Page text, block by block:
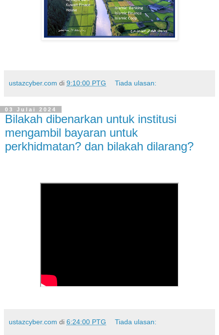
ustazcyber.com di 9:10:00 PTG Tiada ulasan:
03 Julai 2024
Bilakah dibenarkan untuk institusi
mengambil bayaran untuk
perkhidmatan? dan bilakah dilarang?
ustazcyber.com di 6:24:00 PTG Tiada ulasan: